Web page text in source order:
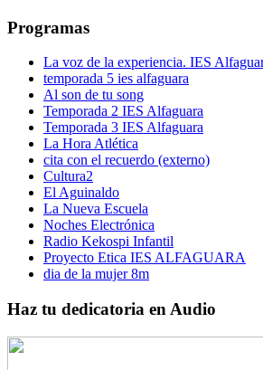
Programas
La voz de la experiencia. IES
temporada 5 ies alfaguara
Al son de tu song
Temporada 2 IES Alfaguara
Temporada 3 IES Alfaguara
La Hora Atlética
cita con el recuerdo (externo)
Cultura2
El Aguinaldo
La Nueva Escuela
Noches Electrónica
Radio Kekospi Infantil
Proyecto Etica IES ALFAGUARA
dia de la mujer 8m
Haz tu dedicatoria en Audio